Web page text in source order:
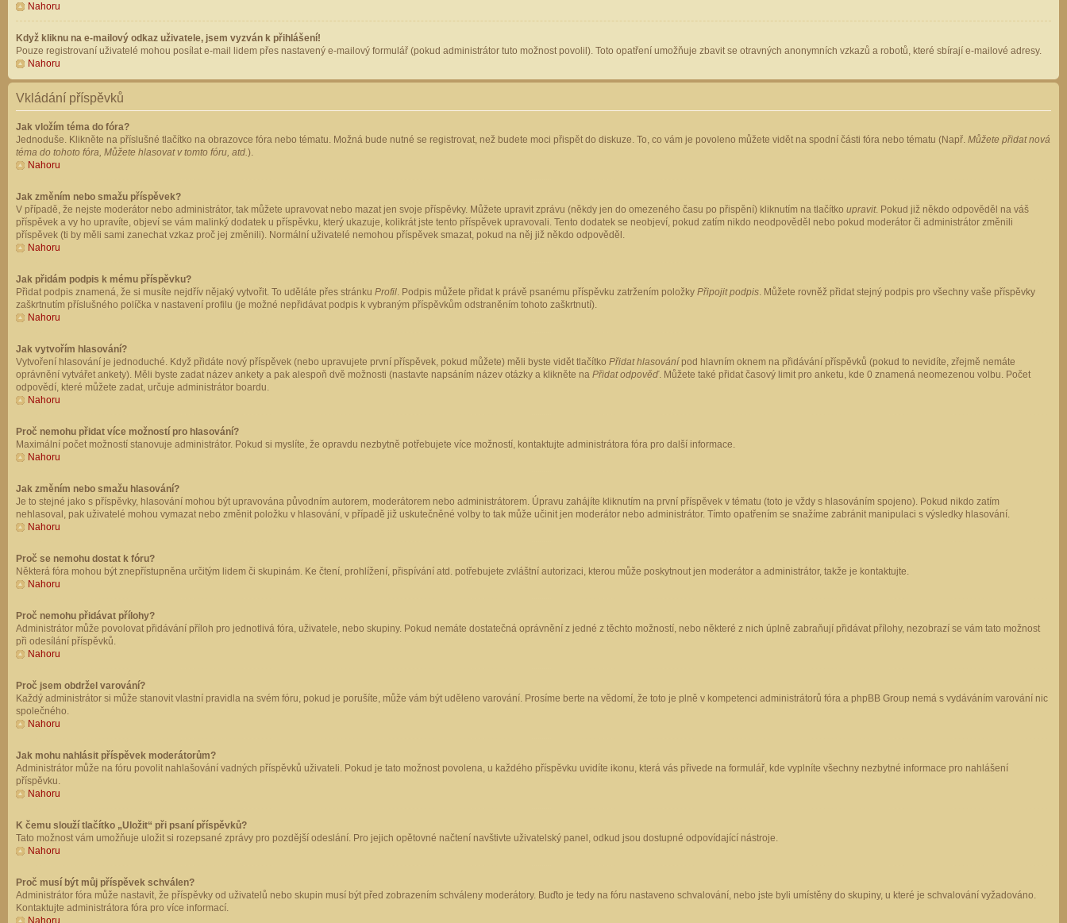
Nahoru
Když kliknu na e-mailový odkaz uživatele, jsem vyzván k přihlášení!
Pouze registrovaní uživatelé mohou posílat e-mail lidem přes nastavený e-mailový formulář (pokud administrátor tuto možnost povolil). Toto opatření umožňuje zbavit se otravných anonymních vzkazů a robotů, které sbírají e-mailové adresy.
Nahoru
Vkládání příspěvků
Jak vložím téma do fóra?
Jednoduše. Klikněte na příslušné tlačítko na obrazovce fóra nebo tématu. Možná bude nutné se registrovat, než budete moci přispět do diskuze. To, co vám je povoleno můžete vidět na spodní části fóra nebo tématu (Např. Můžete přidat nová
téma do tohoto fóra, Můžete hlasovat v tomto fóru, atd.).
Nahoru
Jak změním nebo smažu příspěvek?
V případě, že nejste moderátor nebo administrátor, tak můžete upravovat nebo mazat jen svoje příspěvky. Můžete upravit zprávu (někdy jen do omezeného času po přispění) kliknutím na tlačítko upravit. Pokud již někdo odpověděl na váš
příspěvek a vy ho upravíte, objeví se vám malinký dodatek u příspěvku, který ukazuje, kolikrát jste tento příspěvek upravovali. Tento dodatek se neobjeví, pokud zatím nikdo neodpověděl nebo pokud moderátor či administrátor změnili
příspěvek (ti by měli sami zanechat vzkaz proč jej změnili). Normální uživatelé nemohou příspěvek smazat, pokud na něj již někdo odpověděl.
Nahoru
Jak přidám podpis k mému příspěvku?
Přidat podpis znamená, že si musíte nejdřív nějaký vytvořit. To uděláte přes stránku Profil. Podpis můžete přidat k právě psanému příspěvku zatržením položky Připojit podpis. Můžete rovněž přidat stejný podpis pro všechny vaše příspěvky
zaškrtnutím příslušného políčka v nastavení profilu (je možné nepřidávat podpis k vybraným příspěvkům odstraněním tohoto zaškrtnutí).
Nahoru
Jak vytvořím hlasování?
Vytvoření hlasování je jednoduché. Když přidáte nový příspěvek (nebo upravujete první příspěvek, pokud můžete) měli byste vidět tlačítko Přidat hlasování pod hlavním oknem na přidávání příspěvků (pokud to nevidíte, zřejmě nemáte
oprávnění vytvářet ankety). Měli byste zadat název ankety a pak alespoň dvě možnosti (nastavte napsáním název otázky a klikněte na Přidat odpověď. Můžete také přidat časový limit pro anketu, kde 0 znamená neomezenou volbu. Počet
odpovědí, které můžete zadat, určuje administrátor boardu.
Nahoru
Proč nemohu přidat více možností pro hlasování?
Maximální počet možností stanovuje administrátor. Pokud si myslíte, že opravdu nezbytně potřebujete více možností, kontaktujte administrátora fóra pro další informace.
Nahoru
Jak změním nebo smažu hlasování?
Je to stejné jako s příspěvky, hlasování mohou být upravována původním autorem, moderátorem nebo administrátorem. Úpravu zahájíte kliknutím na první příspěvek v tématu (toto je vždy s hlasováním spojeno). Pokud nikdo zatím
nehlasoval, pak uživatelé mohou vymazat nebo změnit položku v hlasování, v případě již uskutečněné volby to tak může učinit jen moderátor nebo administrátor. Tímto opatřením se snažíme zabránit manipulaci s výsledky hlasování.
Nahoru
Proč se nemohu dostat k fóru?
Některá fóra mohou být znepřístupněna určitým lidem či skupinám. Ke čtení, prohlížení, přispívání atd. potřebujete zvláštní autorizaci, kterou může poskytnout jen moderátor a administrátor, takže je kontaktujte.
Nahoru
Proč nemohu přidávat přílohy?
Administrátor může povolovat přidávání příloh pro jednotlivá fóra, uživatele, nebo skupiny. Pokud nemáte dostatečná oprávnění z jedné z těchto možností, nebo některé z nich úplně zabraňují přidávat přílohy, nezobrazí se vám tato možnost
při odesílání příspěvků.
Nahoru
Proč jsem obdržel varování?
Každý administrátor si může stanovit vlastní pravidla na svém fóru, pokud je porušíte, může vám být uděleno varování. Prosíme berte na vědomí, že toto je plně v kompetenci administrátorů fóra a phpBB Group nemá s vydáváním varování nic
společného.
Nahoru
Jak mohu nahlásit příspěvek moderátorům?
Administrátor může na fóru povolit nahlašování vadných příspěvků uživateli. Pokud je tato možnost povolena, u každého příspěvku uvidíte ikonu, která vás přivede na formulář, kde vyplníte všechny nezbytné informace pro nahlášení
příspěvku.
Nahoru
K čemu slouží tlačítko „Uložit“ při psaní příspěvků?
Tato možnost vám umožňuje uložit si rozepsané zprávy pro pozdější odeslání. Pro jejich opětovné načtení navštivte uživatelský panel, odkud jsou dostupné odpovídající nástroje.
Nahoru
Proč musí být můj příspěvek schválen?
Administrátor fóra může nastavit, že příspěvky od uživatelů nebo skupin musí být před zobrazením schváleny moderátory. Buďto je tedy na fóru nastaveno schvalování, nebo jste byli umístěny do skupiny, u které je schvalování vyžadováno.
Kontaktujte administrátora fóra pro více informací.
Nahoru